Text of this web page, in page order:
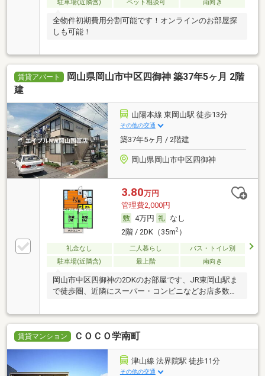
駐車場(近隣含) ペット相談可 南向き
全物件初期費用分割可能です！オンラインのお部屋探
しも可能！
賃貸アパート
岡山県岡山市中区四御神 築37年5ヶ月 2階
建
山陽本線 東岡山駅 徒歩13分
その他の交通
築37年5ヶ月 / 2階建
岡山県岡山市中区四御神
3.80万円
管理費2,000円
4万円
なし
2階 / 2DK（35m2）
礼金なし 二人暮らし
バス・トイレ別
駐車場(近隣含)
最上階 南向き
岡山市中区四御神の2DKのお部屋です、JR東岡山駅ま
で徒歩圏、近隣にスーパー・コンビニなどお店多数あ
賃貸マンション ＣＯＣＯ学南町
津山線 法界院駅 徒歩11分
その他の交通